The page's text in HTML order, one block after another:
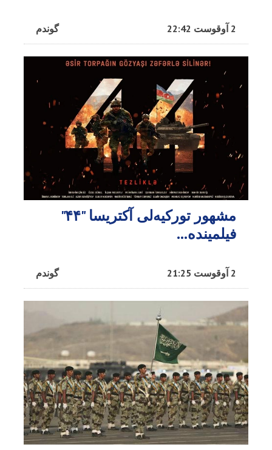
گوندم 2 آوقوست 22:42
مشهور تورکیه‌لی آکتریسا "۴۴"
فیلمینده...
گوندم 2 آوقوست 21:25